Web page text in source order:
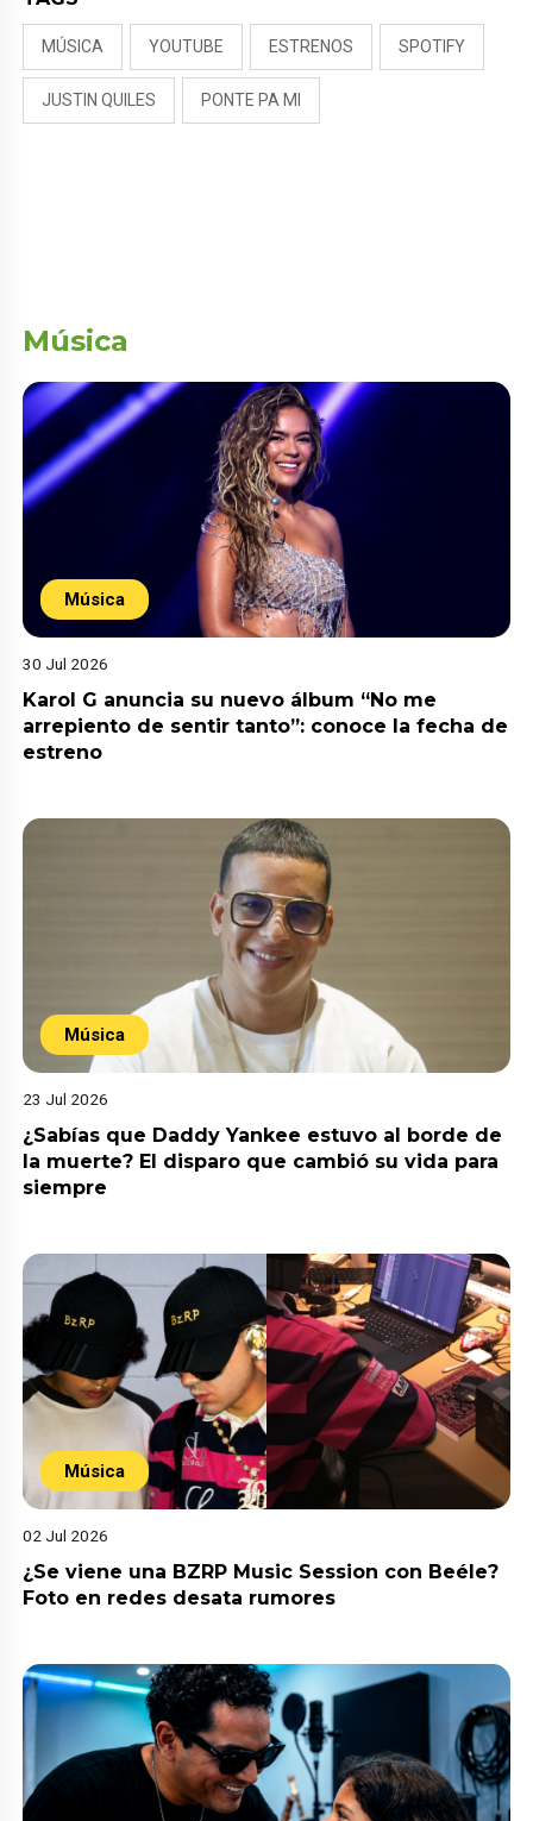
MÚSICA YOUTUBE ESTRENOS SPOTIFY
JUSTIN QUILES PONTE PA MI
Música
Música
30 Jul 2026
Karol G anuncia su nuevo álbum “No me
arrepiento de sentir tanto”: conoce la fecha de
estreno
Música
23 Jul 2026
¿Sabías que Daddy Yankee estuvo al borde de
la muerte? El disparo que cambió su vida para
siempre
Música
02 Jul 2026
¿Se viene una BZRP Music Session con Beéle?
Foto en redes desata rumores